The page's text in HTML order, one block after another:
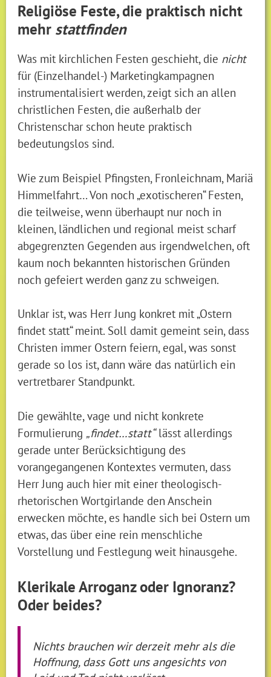
Religiöse Feste, die praktisch nicht
mehr stattfinden
Was mit kirchlichen Festen geschieht, die nicht
für (Einzelhandel-) Marketingkampagnen
instrumentalisiert werden, zeigt sich an allen
christlichen Festen, die außerhalb der
Christenschar schon heute praktisch
bedeutungslos sind.
Wie zum Beispiel Pfingsten, Fronleichnam, Mariä
Himmelfahrt… Von noch „exotischeren“ Festen,
die teilweise, wenn überhaupt nur noch in
kleinen, ländlichen und regional meist scharf
abgegrenzten Gegenden aus irgendwelchen, oft
kaum noch bekannten historischen Gründen
noch gefeiert werden ganz zu schweigen.
Unklar ist, was Herr Jung konkret mit „Ostern
findet statt“ meint. Soll damit gemeint sein, dass
Christen immer Ostern feiern, egal, was sonst
gerade so los ist, dann wäre das natürlich ein
vertretbarer Standpunkt.
Die gewählte, vage und nicht konkrete
Formulierung „findet…statt“lässt allerdings
gerade unter Berücksichtigung des
vorangegangenen Kontextes vermuten, dass
Herr Jung auch hier mit einer theologisch-
rhetorischen Wortgirlande den Anschein
erwecken möchte, es handle sich bei Ostern um
etwas, das über eine rein menschliche
Vorstellung und Festlegung weit hinausgehe.
Klerikale Arroganz oder Ignoranz?
Oder beides?
Nichts brauchen wir derzeit mehr als die
Hoffnung, dass Gott uns angesichts von